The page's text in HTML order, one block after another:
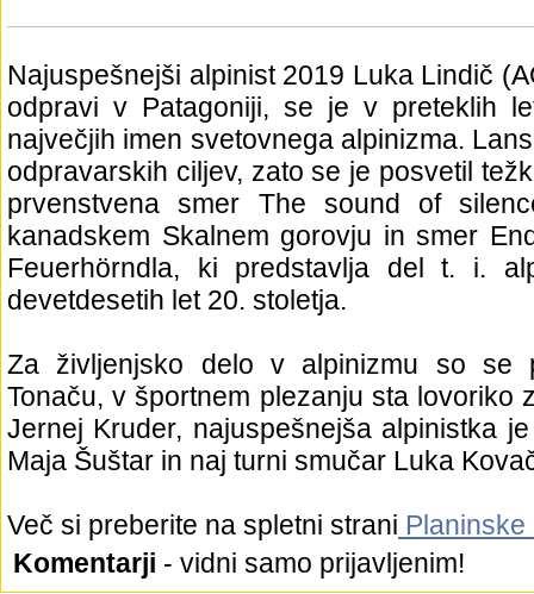
Najuspešnejši alpinist 2019 Luka Lindič
odpravi v Patagoniji, se je v preteklih
največjih imen svetovnega alpinizma.
odpravarskih ciljev, zato se je posvetil
prvenstvena smer The sound of
kanadskem Skalnem gorovju in smer
Feuerhörndla, ki predstavlja del t. i.
devetdesetih let 20. stoletja.
Za življenjsko delo v alpinizmu so se
Tonaču, v športnem plezanju sta lovoriko
Jernej Kruder, najuspešnejša alpinistka
Maja Šuštar in naj turni smučar Luka
Več si preberite na spletni strani
Komentarji - vidni samo prijavljenim!